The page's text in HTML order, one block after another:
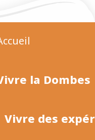
la Dombes
Vivre des
Foire